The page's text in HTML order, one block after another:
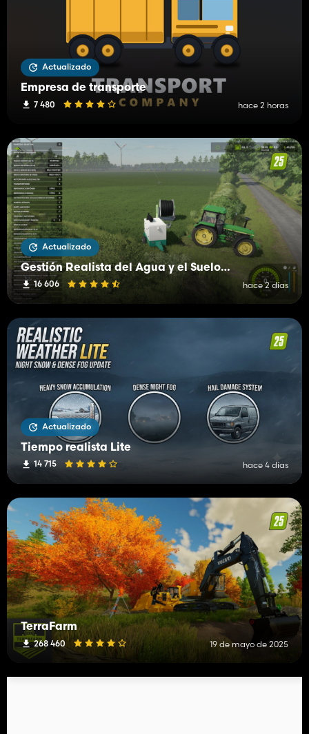
Actualizado
Empresa de transporte
7 480 hace 2 horas
Actualizado
Gestión Realista del Agua y el Suelo (RWSM)
16 606 hace 2 días
Actualizado
Tiempo realista Lite
14 715 hace 4 días
TerraFarm
268 460 19 de mayo de 2025